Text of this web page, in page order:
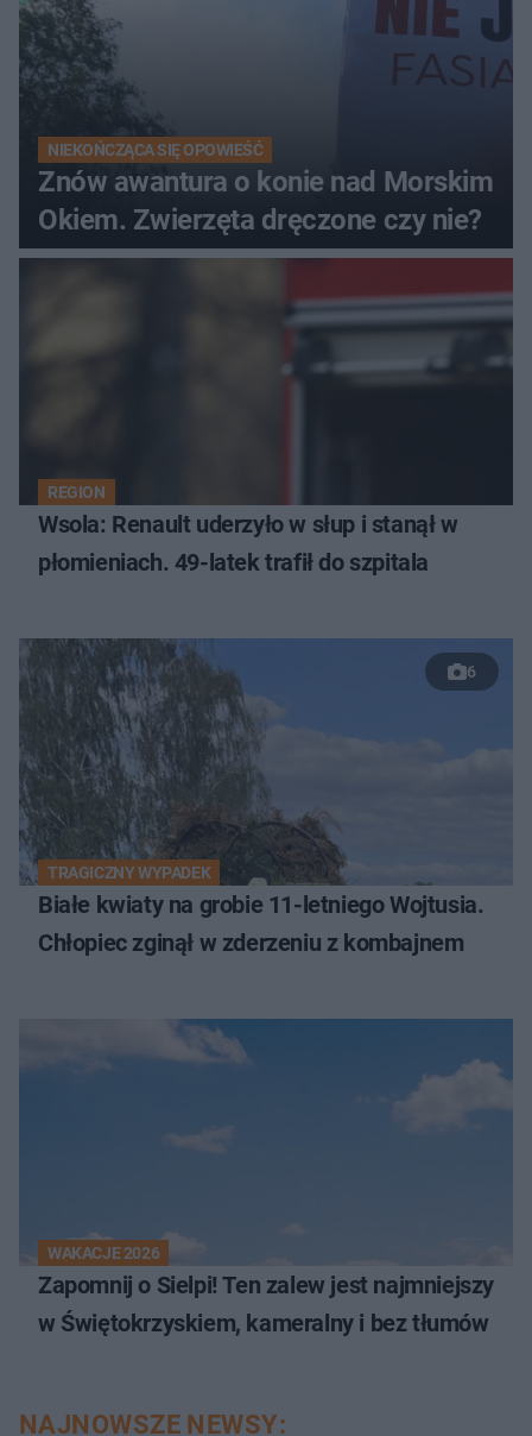
NIEKOŃCZĄCA SIĘ OPOWIEŚĆ
Znów awantura o konie nad Morskim
Okiem. Zwierzęta dręczone czy nie?
REGION
Wsola: Renault uderzyło w słup i stanął w
płomieniach. 49-latek trafił do szpitala
6
TRAGICZNY WYPADEK
Białe kwiaty na grobie 11-letniego Wojtusia.
Chłopiec zginął w zderzeniu z kombajnem
WAKACJE 2026
Zapomnij o Sielpi! Ten zalew jest najmniejszy
w Świętokrzyskiem, kameralny i bez tłumów
NAJNOWSZE NEWSY: